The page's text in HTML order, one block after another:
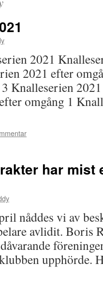
2021
2021 efter
Knalleserien
omgång 1
har mist
nåddes vi av
avlidit. Boris
upphörde.